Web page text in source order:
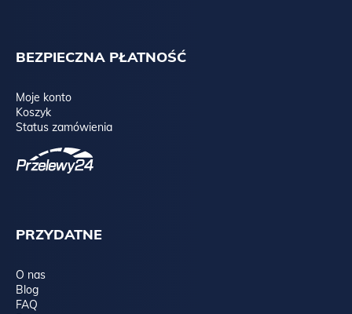
BEZPIECZNA PŁATNOŚĆ
Moje konto
Koszyk
Status zamówienia
PRZYDATNE
O nas
Blog
FAQ